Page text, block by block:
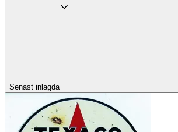
Senast inlagda